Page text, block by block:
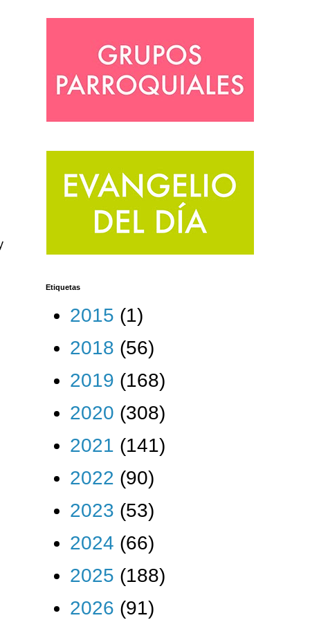
Etiquetas
2015 (1)
2018 (56)
2019 (168)
2020 (308)
2021 (141)
2022 (90)
2023 (53)
2024 (66)
2025 (188)
2026 (91)